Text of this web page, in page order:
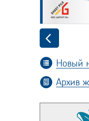
Новый
Архив